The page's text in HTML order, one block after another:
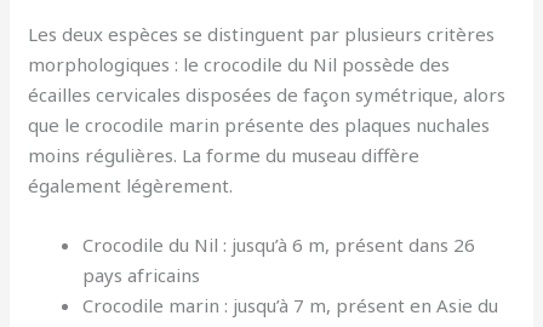
Les deux espèces se distinguent par plusieurs critères
morphologiques : le crocodile du Nil possède des
écailles cervicales disposées de façon symétrique, alors
que le crocodile marin présente des plaques nuchales
moins régulières. La forme du museau diffère
également légèrement.
Crocodile du Nil : jusqu’à 6 m, présent dans 26
pays africains
Crocodile marin : jusqu’à 7 m, présent en Asie du